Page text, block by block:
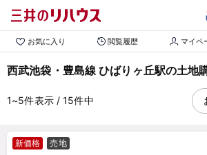
お気に入り 閲覧履歴 マイペ
西武池袋・豊島線 ひばりヶ丘駅の土地
1~5件表示/ 15件中
新価格 売地